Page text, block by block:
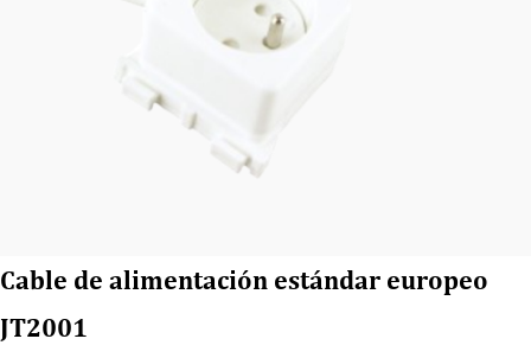
Cable de alimentación estándar europeo
JT2001